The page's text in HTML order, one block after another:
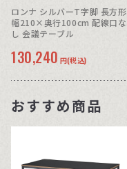
ロンナ シルバーT字脚 長方形
幅210×奥行100cm 配線口な
し 会議テーブル
130,240 円(税込)
おすすめ商品